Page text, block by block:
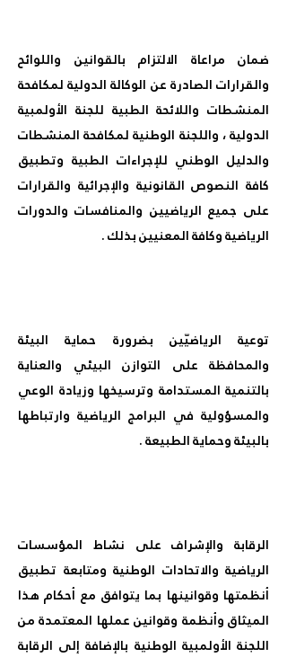
ضمان مراعاة الالتزام بالقوانين واللوائح
والقرارات الصادرة عن الوكالة الدولية لمكافحة
المنشطات واللائحة الطبية للجنة الأولمبية
الدولية ، واللجنة الوطنية لمكافحة المنشطات
والدليل الوطني للإجراءات الطبية وتطبيق
كافة النصوص القانونية والإجرائية والقرارات
على جميع الرياضيين والمنافسات والدورات
الرياضية وكافة المعنيين بذلك .
توعية الرياضيّين بضرورة حماية البيئة
والمحافظة على التوازن البيئي والعناية
بالتنمية المستدامة وترسيخها وزيادة الوعي
والمسؤولية في البرامج الرياضية وارتباطها
بالبيئة وحماية الطبيعة .
الرقابة والإشراف على نشاط المؤسسات
الرياضية والاتحادات الوطنية ومتابعة تطبيق
أنظمتها وقوانينها بما يتوافق مع أحكام هذا
الميثاق وأنظمة وقوانين عملها المعتمدة من
اللجنة الأولمبية الوطنية بالإضافة إلى الرقابة